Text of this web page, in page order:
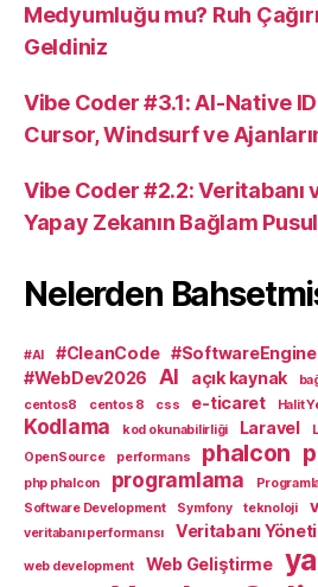
Medyumluğu mu? Ruh
Geldiniz
Vibe Coder #3.1: AI-Native
Cursor, Windsurf ve
Vibe Coder #2.2: Veritabanı
Yapay Zekanın Bağlam
Nelerden
#AI #CleanCode
#WebDev2026 AI açık kaynak
centos8
centos 8 css e-ticaret Halit
Kodlama kod okunabilirliği Laravel
OpenSource
performans phalcon
php phalcon programlama
Software Development
Symfony teknoloji
veritabanı performansı Veritabanı
web development Web Geliştirme